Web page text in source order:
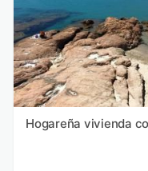
Hogareña vivienda